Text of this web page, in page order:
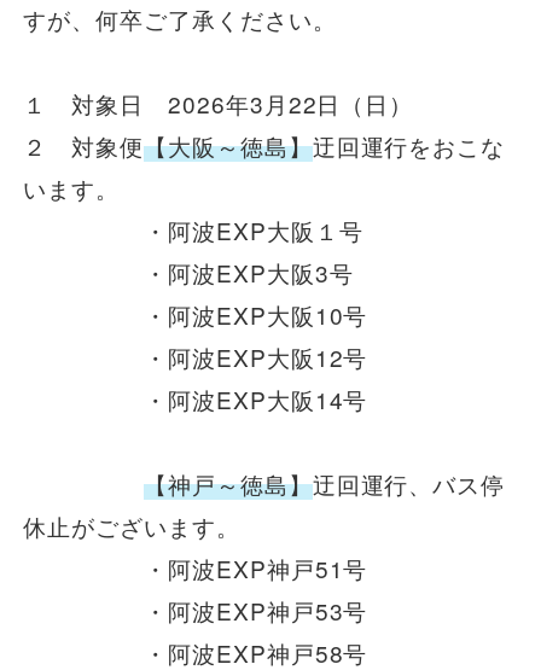
関連事業
お知らせ
運行情報
お問い合わせ・Q&A
安全安心への
取組み
すが、何卒ご了承ください。
１ 対象日 2026年3月22日（日）
２ 対象便【大阪～徳島】迂回運行をおこな
います。
・阿波EXP大阪１号
・阿波EXP大阪3号
・阿波EXP大阪10号
・阿波EXP大阪12号
・阿波EXP大阪14号
【神戸～徳島】迂回運行、バス停
休止がございます。
・阿波EXP神戸51号
・阿波EXP神戸53号
・阿波EXP神戸58号